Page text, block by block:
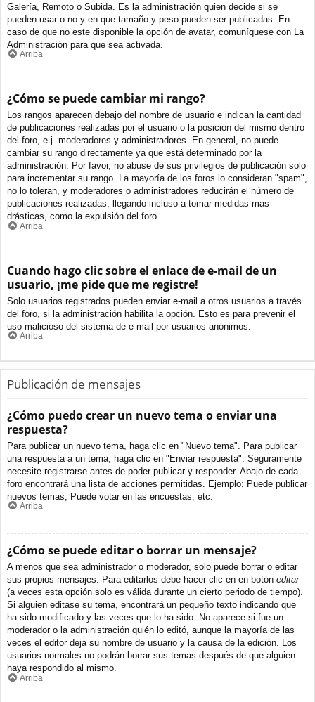
Galería, Remoto o Subida. Es la administración quien decide si se
pueden usar o no y en que tamaño y peso pueden ser publicadas. En
caso de que no este disponible la opción de avatar, comuníquese con La
Administración para que sea activada.
Arriba
¿Cómo se puede cambiar mi rango?
Los rangos aparecen debajo del nombre de usuario e indican la cantidad
de publicaciones realizadas por el usuario o la posición del mismo dentro
del foro, e.j. moderadores y administradores. En general, no puede
cambiar su rango directamente ya que está determinado por la
administración. Por favor, no abuse de sus privilegios de publicación solo
para incrementar su rango. La mayoría de los foros lo consideran "spam",
no lo toleran, y moderadores o administradores reducirán el número de
publicaciones realizadas, llegando incluso a tomar medidas mas
drásticas, como la expulsión del foro.
Arriba
Cuando hago clic sobre el enlace de e-mail de un
usuario, ¡me pide que me registre!
Solo usuarios registrados pueden enviar e-mail a otros usuarios a través
del foro, si la administración habilita la opción. Esto es para prevenir el
uso malicioso del sistema de e-mail por usuarios anónimos.
Arriba
Publicación de mensajes
¿Cómo puedo crear un nuevo tema o enviar una
respuesta?
Para publicar un nuevo tema, haga clic en "Nuevo tema". Para publicar
una respuesta a un tema, haga clic en "Enviar respuesta". Seguramente
necesite registrarse antes de poder publicar y responder. Abajo de cada
foro encontrará una lista de acciones permitidas. Ejemplo: Puede publicar
nuevos temas, Puede votar en las encuestas, etc.
Arriba
¿Cómo se puede editar o borrar un mensaje?
A menos que sea administrador o moderador, solo puede borrar o editar
sus propios mensajes. Para editarlos debe hacer clic en en botón editar
(a veces esta opción solo es válida durante un cierto periodo de tiempo).
Si alguien editase su tema, encontrará un pequeño texto indicando que
ha sido modificado y las veces que lo ha sido. No aparece si fue un
moderador o la administración quién lo editó, aunque la mayoría de las
veces el editor deja su nombre de usuario y la causa de la edición. Los
usuarios normales no podrán borrar sus temas después de que alguien
haya respondido al mismo.
Arriba